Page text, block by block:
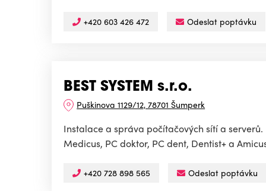
+420 603 426 472 Odeslat poptávku
BEST SYSTEM s.r.o.
Puškinova 1129/12, 78701 Šumperk
Instalace a správa počítačových sítí a
Medicus, PC doktor, PC dent, Dentist+ a
+420 728 898 565 Odeslat poptávku